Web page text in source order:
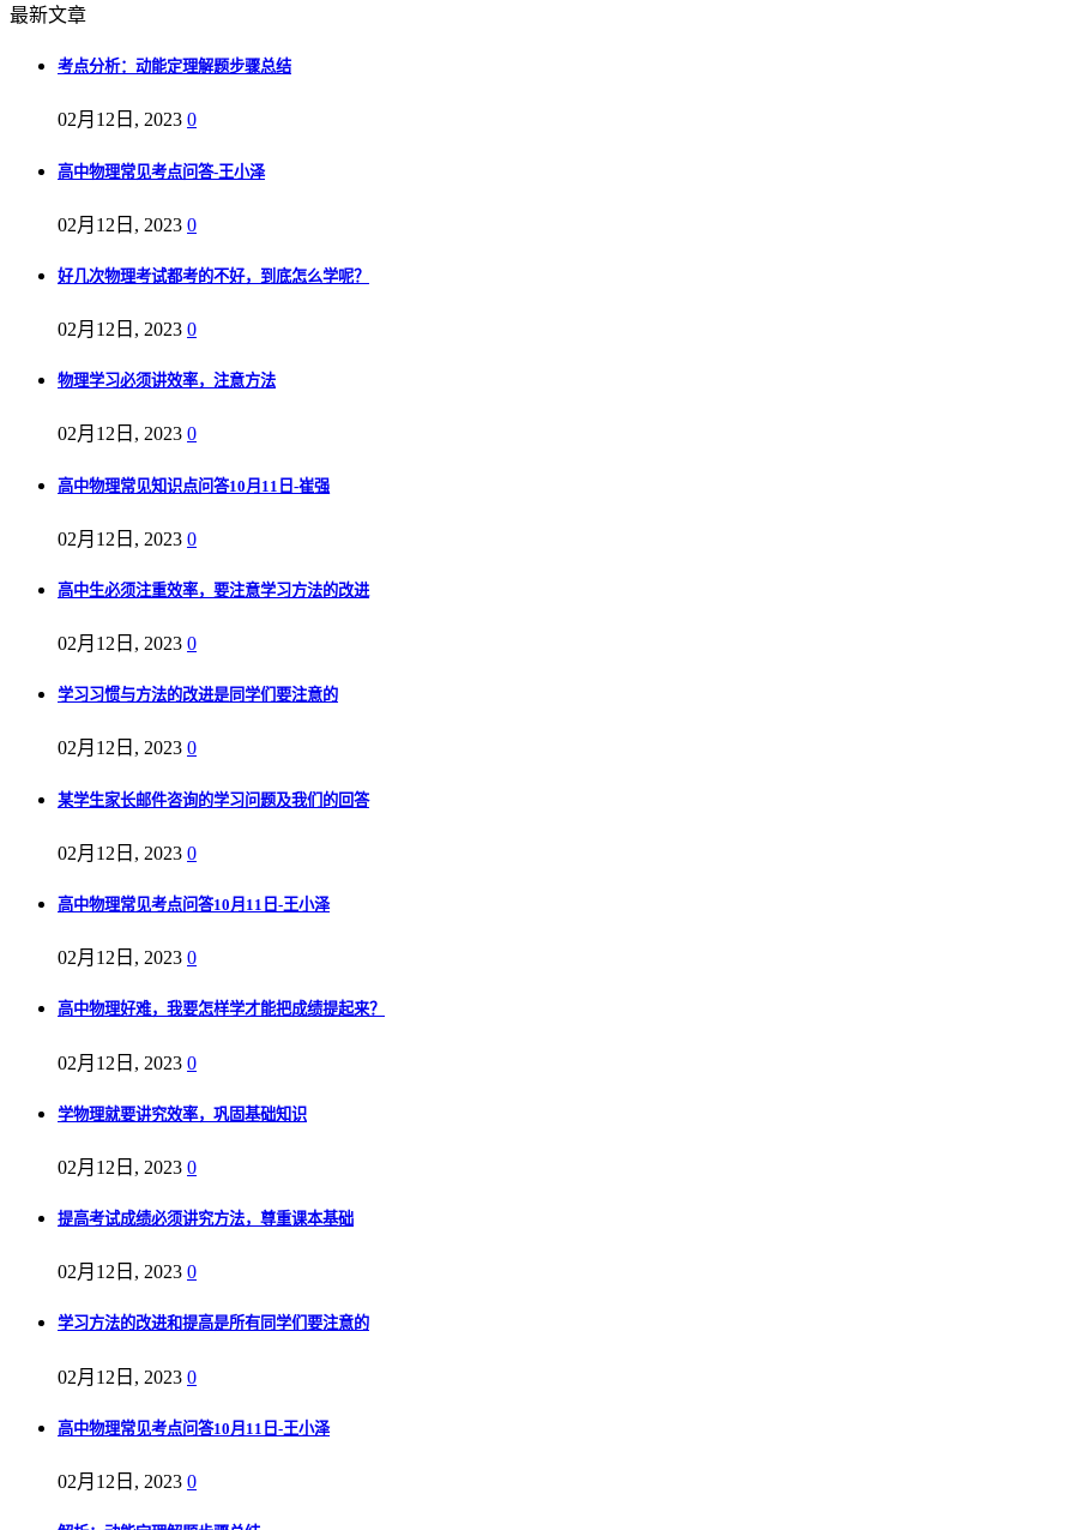
最新文章
考点分析：动能定理解题步骤总结
02月12日, 2023 0
高中物理常见考点问答-王小泽
02月12日, 2023 0
好几次物理考试都考的不好，到底怎么学呢？
02月12日, 2023 0
物理学习必须讲效率，注意方法
02月12日, 2023 0
高中物理常见知识点问答10月11日-崔强
02月12日, 2023 0
高中生必须注重效率，要注意学习方法的改进
02月12日, 2023 0
学习习惯与方法的改进是同学们要注意的
02月12日, 2023 0
某学生家长邮件咨询的学习问题及我们的回答
02月12日, 2023 0
高中物理常见考点问答10月11日-王小泽
02月12日, 2023 0
高中物理好难，我要怎样学才能把成绩提起来？
02月12日, 2023 0
学物理就要讲究效率，巩固基础知识
02月12日, 2023 0
提高考试成绩必须讲究方法，尊重课本基础
02月12日, 2023 0
学习方法的改进和提高是所有同学们要注意的
02月12日, 2023 0
高中物理常见考点问答10月11日-王小泽
02月12日, 2023 0